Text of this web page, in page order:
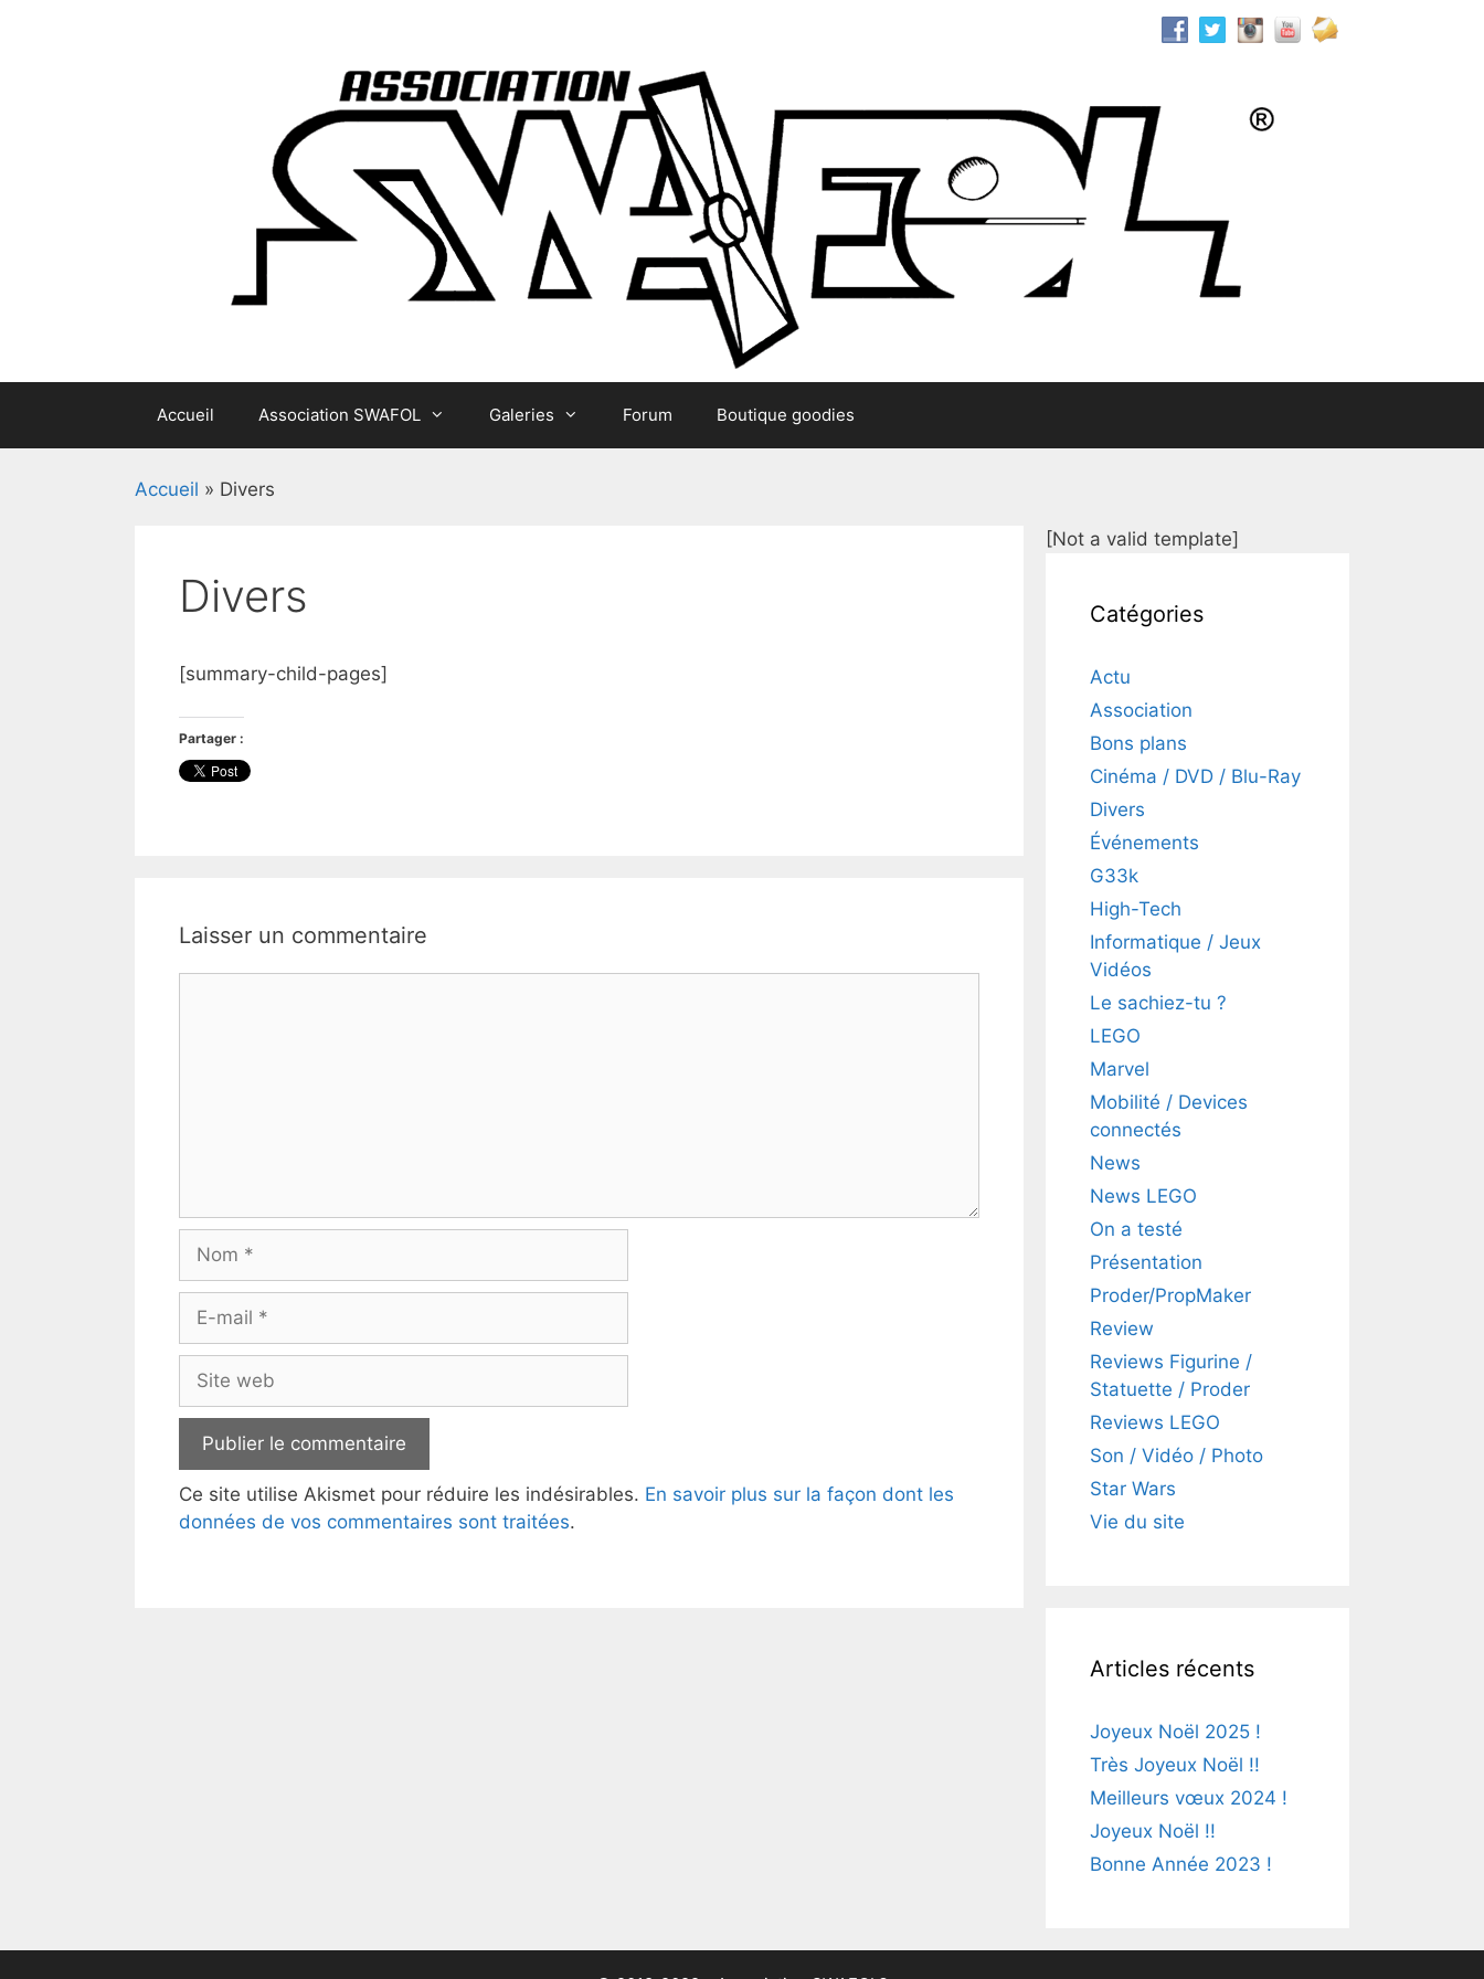
Accueil Association SWAFOL Galeries Forum Boutique goodies
Accueil » Divers
Divers
[summary-child-pages]
Partager :
Laisser un commentaire
mail
web
Ce site utilise Akismet pour réduire les indésirables. En savoir plus sur la façon dont les
données de vos commentaires sont traitées.
[Not a valid template]
Catégories
Actu
Association
Bons plans
Cinéma / DVD / Blu-Ray
Divers
Événements
G33k
High-Tech
Informatique / Jeux
Vidéos
Le sachiez-tu ?
LEGO
Marvel
Mobilité / Devices
connectés
News
News LEGO
On a testé
Présentation
Proder/PropMaker
Review
Reviews Figurine /
Statuette / Proder
Reviews LEGO
Son / Vidéo / Photo
Star Wars
Vie du site
Articles récents
Joyeux Noël 2025 !
Très Joyeux Noël !!
Meilleurs vœux 2024 !
Joyeux Noël !!
Bonne Année 2023 !